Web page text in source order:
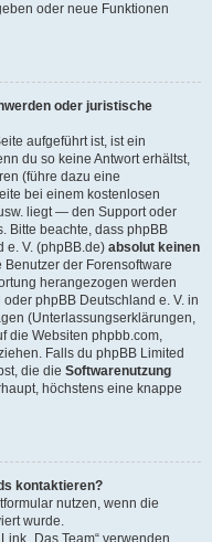
oder neue Funktionen
oder juristische
aufgeführt ist, ist ein
du so keine Antwort erhältst,
(führe dazu eine
bei einem kostenlosen
liegt — den Support oder
Bitte beachte, dass phpBB
e. V. (phpBB.de) absolut keinen
der Forensoftware
herangezogen werden
phpBB Deutschland e. V. in
(Unterlassungserklärungen,
die Websiten phpbb.com,
Falls du phpBB Limited
die die Softwarenutzung
höchstens eine knappe
kontaktieren?
nutzen, wenn die
wurde.
„Das Team“ verwenden.